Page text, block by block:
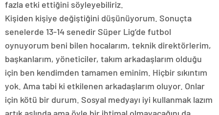
fazla etki ettiğini söyleyebiliriz.
Kişiden kişiye değiştiğini düşünüyorum. Sonuçta
senelerde 13-14 senedir Süper Lig’de futbol
oynuyorum beni bilen hocalarım, teknik direktörlerim,
başkanlarım, yöneticiler, takım arkadaşlarım olduğu
için ben kendimden tamamen eminim. Hiçbir sıkıntım
yok. Ama tabi ki etkilenen arkadaşlarım oluyor. Onlar
için kötü bir durum. Sosyal medyayı iyi kullanmak lazım